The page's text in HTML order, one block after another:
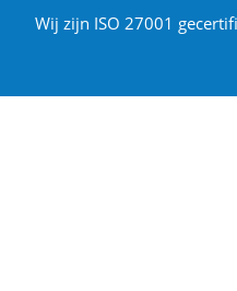
Wij zijn ISO 27001